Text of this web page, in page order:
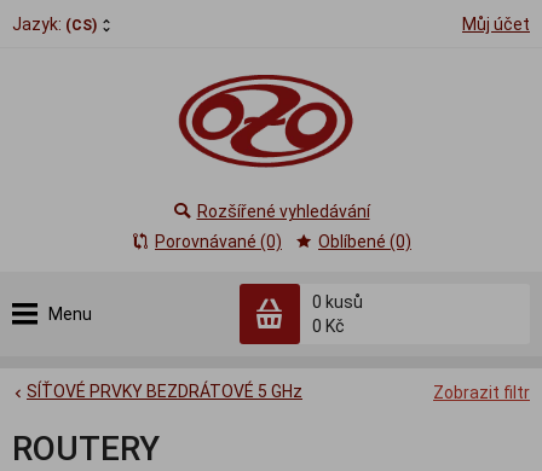
Jazyk: (CS) Můj účet
Menu
0 kusů
0 Kč
Rozšířené vyhledávání
Porovnávané (0)
Oblíbené (0)
Zobrazit filtr
SÍŤOVÉ PRVKY BEZDRÁTOVÉ 5 GHz
ROUTERY